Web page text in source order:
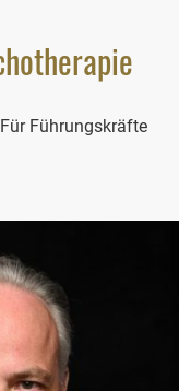
Für Führungskräfte